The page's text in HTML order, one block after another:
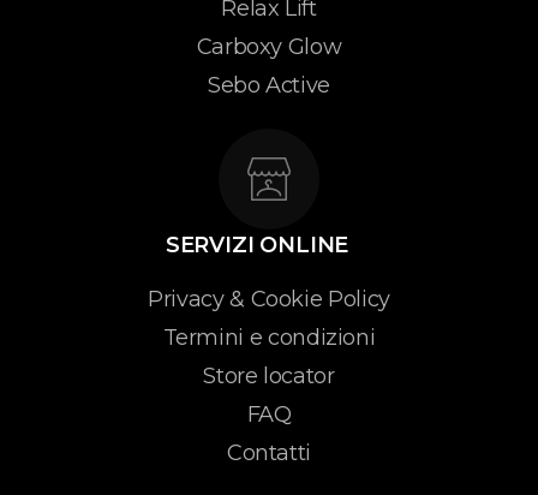
Relax Lift
Carboxy Glow
Sebo Active
SERVIZI ONLINE
Privacy & Cookie Policy
Termini e condizioni
Store locator
FAQ
Contatti